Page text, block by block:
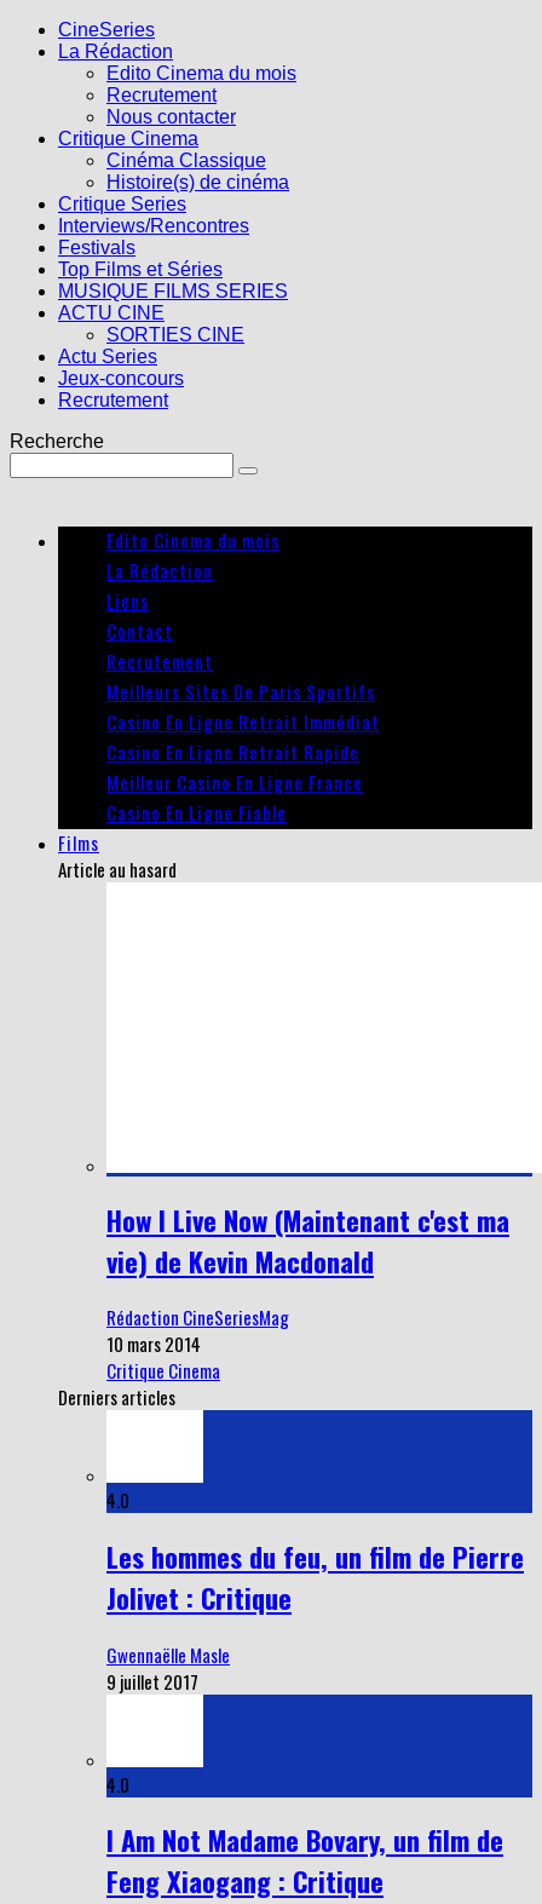
CineSeries
La Rédaction
Edito Cinema du mois
Recrutement
Nous contacter
Critique Cinema
Cinéma Classique
Histoire(s) de cinéma
Critique Series
Interviews/Rencontres
Festivals
Top Films et Séries
MUSIQUE FILMS SERIES
ACTU CINE
SORTIES CINE
Actu Series
Jeux-concours
Recrutement
Recherche
Edito Cinema du mois
La Rédaction
Liens
Contact
Recrutement
Meilleurs Sites De Paris Sportifs
Casino En Ligne Retrait Immédiat
Casino En Ligne Retrait Rapide
Meilleur Casino En Ligne France
Casino En Ligne Fiable
Films
Article au hasard
How I Live Now (Maintenant c'est ma
vie) de Kevin Macdonald
Rédaction CineSeriesMag
10 mars 2014
Critique Cinema
Derniers articles
4.0
Les hommes du feu, un film de Pierre
Jolivet : Critique
Gwennaëlle Masle
9 juillet 2017
4.0
I Am Not Madame Bovary, un film de
Feng Xiaogang : Critique